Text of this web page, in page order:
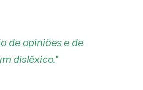
de opiniões e de
disléxico."